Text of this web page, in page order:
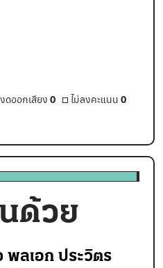
งดออกเสียง 0 ไม่ลงคะแนน 0
ด้วย
พลเอก ประวิตร